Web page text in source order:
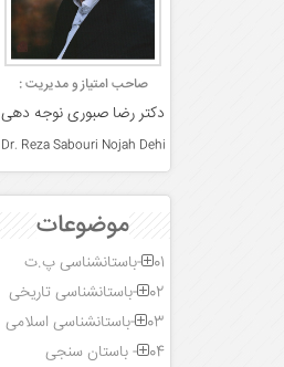
صاحب امتیاز و مدیریت :
دکتر رضا صبوری نوجه دهی
Dr. Reza Sabouri Nojah Dehi
موضوعات
01-باستانشناسی پ.ت
02-باستانشناسی تاریخی
03-باستانشناسی اسلامی
04- باستان سنجی